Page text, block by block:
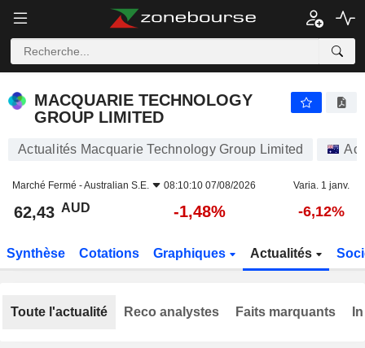
MACQUARIE TECHNOLOGY
GROUP LIMITED
Actualités Macquarie Technology Group Limited
Marché Fermé -Australian S.E. 08:10:10 07/08/2026 Varia. 1 janv.
62,43 AUD -1,48% -6,12%
Synthèse Cotations Graphiques Actualités
Toute l'actualité Reco analystes Faits marquants